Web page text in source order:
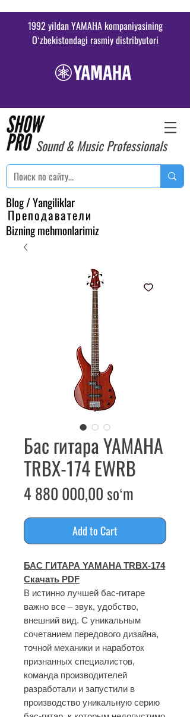
1992 yildan YAMAHA kompaniyasining
Oʻzbekistondagi rasmiy distribyutori
Sound & Music Professionals
Blog / Yangiliklar
Преподаватели
Bizning mehmonlarimiz
Бас гитара YAMAHA
TRBX-174 EWRB
4 880 000,00 soʻm
Add to Cart
БАС ГИТАРА YAMAHA TRBX-174
Скачать PDF
В истинно лучшей бас-гитаре
важно все – звук, удобство,
внешний вид. С уникальным
сочетанием передового дизайна,
точной механики и наработок
признанных специалистов,
команда производителей
разработали и запустили в
производство уникальную серию